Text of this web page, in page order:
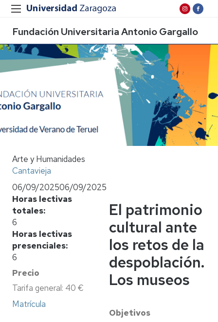
Fundación Universitaria Antonio Gargallo
Arte y Humanidades
Cantavieja
06/09/202506/09/2025
Horas lectivas
totales
6
Horas lectivas
presenciales
6
Precio
Tarifa general: 40 €
Matrícula
El patrimonio
cultural ante
los retos de la
despoblación.
Los museos
Objetivos